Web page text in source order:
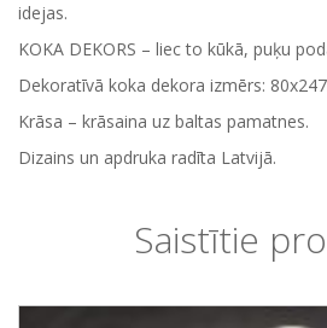
idejas.
KOKA DEKORS – liec to kūkā, puķu
Dekoratīvā koka dekora izmērs:
Krāsa – krāsaina uz baltas pamatnes.
Dizains un apdruka radīta Latvijā.
Saistītie